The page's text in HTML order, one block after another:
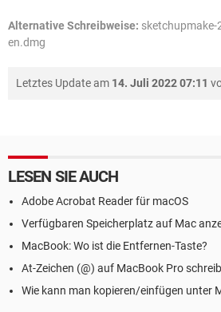
Alternative Schreibweise:
en.dmg
Letztes Update am 14. Juli 2022 07:11
LESEN SIE AUCH
Adobe Acrobat Reader für macOS
Verfügbaren Speicherplatz auf Mac
MacBook: Wo ist die Entfernen-Taste?
At-Zeichen (@) auf MacBook Pro
Wie kann man kopieren/einfügen unter